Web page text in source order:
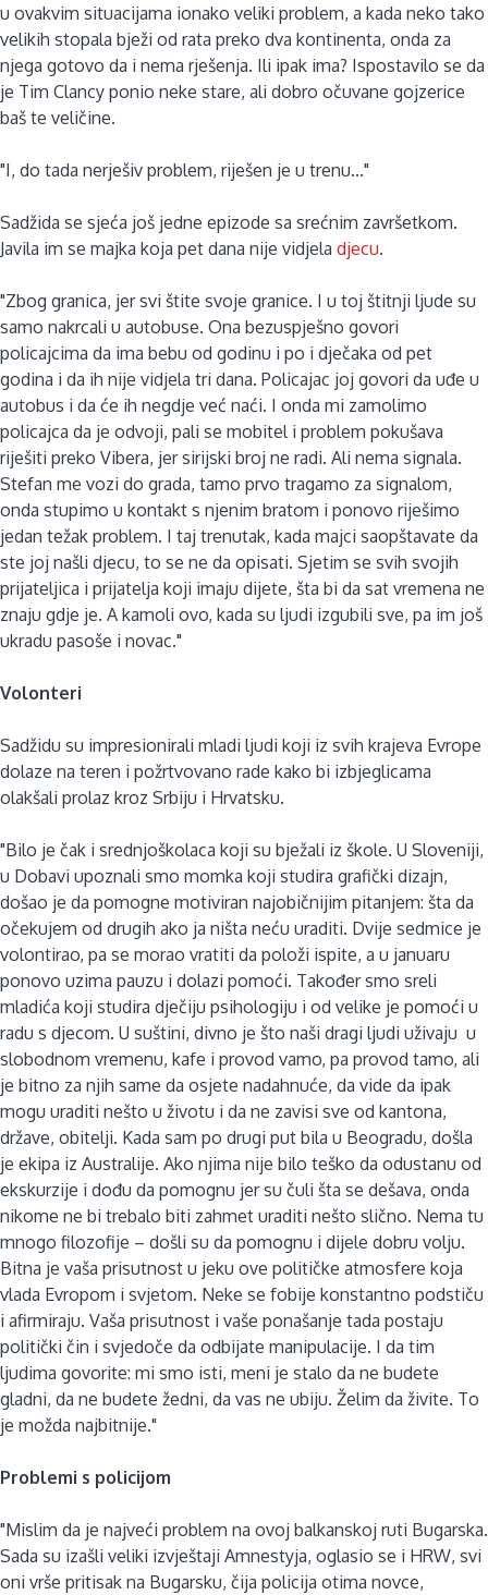
u ovakvim situacijama ionako veliki problem, a kada neko tako
velikih stopala bježi od rata preko dva kontinenta, onda za
njega gotovo da i nema rješenja. Ili ipak ima? Ispostavilo se da
je Tim Clancy ponio neke stare, ali dobro očuvane gojzerice
baš te veličine.
"I, do tada nerješiv problem, riješen je u trenu..."
Sadžida se sjeća još jedne epizode sa srećnim završetkom.
Javila im se majka koja pet dana nije vidjela djecu.
"Zbog granica, jer svi štite svoje granice. I u toj štitnji ljude su
samo nakrcali u autobuse. Ona bezuspješno govori
policajcima da ima bebu od godinu i po i dječaka od pet
godina i da ih nije vidjela tri dana. Policajac joj govori da uđe u
autobus i da će ih negdje već naći. I onda mi zamolimo
policajca da je odvoji, pali se mobitel i problem pokušava
riješiti preko Vibera, jer sirijski broj ne radi. Ali nema signala.
Stefan me vozi do grada, tamo prvo tragamo za signalom,
onda stupimo u kontakt s njenim bratom i ponovo riješimo
jedan težak problem. I taj trenutak, kada majci saopštavate da
ste joj našli djecu, to se ne da opisati. Sjetim se svih svojih
prijateljica i prijatelja koji imaju dijete, šta bi da sat vremena ne
znaju gdje je. A kamoli ovo, kada su ljudi izgubili sve, pa im još
ukradu pasoše i novac."
Volonteri
Sadžidu su impresionirali mladi ljudi koji iz svih krajeva Evrope
dolaze na teren i požrtvovano rade kako bi izbjeglicama
olakšali prolaz kroz Srbiju i Hrvatsku.
"Bilo je čak i srednjoškolaca koji su bježali iz škole. U Sloveniji,
u Dobavi upoznali smo momka koji studira grafički dizajn,
došao je da pomogne motiviran najobičnijim pitanjem: šta da
očekujem od drugih ako ja ništa neću uraditi. Dvije sedmice je
volontirao, pa se morao vratiti da položi ispite, a u januaru
ponovo uzima pauzu i dolazi pomoći. Također smo sreli
mladića koji studira dječiju psihologiju i od velike je pomoći u
radu s djecom. U suštini, divno je što naši dragi ljudi uživaju u
slobodnom vremenu, kafe i provod vamo, pa provod tamo, ali
je bitno za njih same da osjete nadahnuće, da vide da ipak
mogu uraditi nešto u životu i da ne zavisi sve od kantona,
države, obitelji. Kada sam po drugi put bila u Beogradu, došla
je ekipa iz Australije. Ako njima nije bilo teško da odustanu od
ekskurzije i dođu da pomognu jer su čuli šta se dešava, onda
nikome ne bi trebalo biti zahmet uraditi nešto slično. Nema tu
mnogo filozofije – došli su da pomognu i dijele dobru volju.
Bitna je vaša prisutnost u jeku ove političke atmosfere koja
vlada Evropom i svjetom. Neke se fobije konstantno podstiču
i afirmiraju. Vaša prisutnost i vaše ponašanje tada postaju
politički čin i svjedoče da odbijate manipulacije. I da tim
ljudima govorite: mi smo isti, meni je stalo da ne budete
gladni, da ne budete žedni, da vas ne ubiju. Želim da živite. To
je možda najbitnije."
Problemi s policijom
"Mislim da je najveći problem na ovoj balkanskoj ruti Bugarska.
Sada su izašli veliki izvještaji Amnestyja, oglasio se i HRW, svi
oni vrše pritisak na Bugarsku, čija policija otima novce,